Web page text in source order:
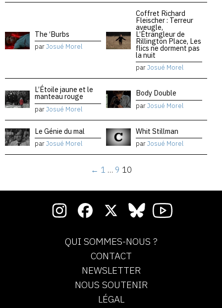
The ‘Burbs
parJosué Morel
Coffret Richard
Fleischer : Terreur
aveugle,
L’Étrangleur de
Rillington Place, Les
flics ne dorment pas
la nuit
parJosué Morel
L’Étoile jaune et le
manteau rouge
parJosué Morel
Body Double
parJosué Morel
Le Génie du mal
parJosué Morel
Whit Stillman
parJosué Morel
← 1 … 9 10
QUI SOMMES-NOUS ?
CONTACT
NEWSLETTER
NOUS SOUTENIR
LÉGAL